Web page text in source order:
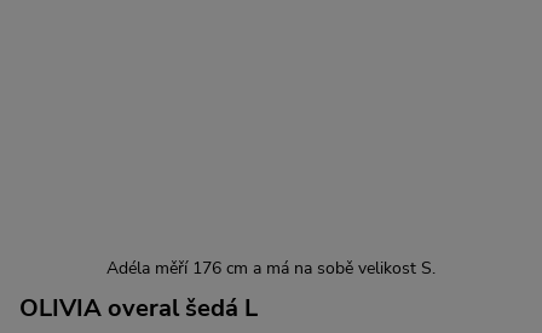
Adéla měří 176 cm a má na sobě velikost S.
OLIVIA overal šedá L